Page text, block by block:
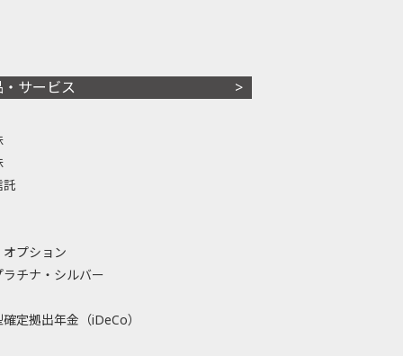
・サービス
託
プション
ラチナ・シルバー
定拠出年金（iDeCo）